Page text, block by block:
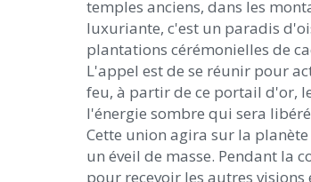
temples anciens, dans les
luxuriante, c'est un paradis
plantations cérémonielles de
L'appel est de se réunir pour
feu, à partir de ce portail d'or,
l'énergie sombre qui sera
Cette union agira sur la
un éveil de masse. Pendant la
pour recevoir les autres